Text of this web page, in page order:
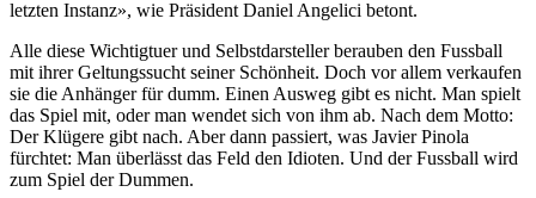
letzten Instanz», wie Präsident Daniel Angelici betont.
Alle diese Wichtigtuer und Selbstdarsteller berauben den Fussball
mit ihrer Geltungssucht seiner Schönheit. Doch vor allem verkaufen
sie die Anhänger für dumm. Einen Ausweg gibt es nicht. Man spielt
das Spiel mit, oder man wendet sich von ihm ab. Nach dem Motto:
Der Klügere gibt nach. Aber dann passiert, was Javier Pinola
fürchtet: Man überlässt das Feld den Idioten. Und der Fussball wird
zum Spiel der Dummen.